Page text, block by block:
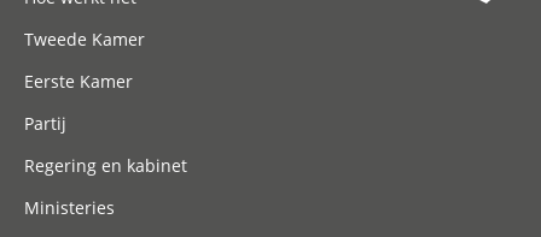
Tweede Kamer
Eerste Kamer
Partij
Regering en kabinet
Ministeries